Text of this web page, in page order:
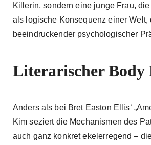
Killerin, sondern eine junge Frau,
als logische Konsequenz einer
beeindruckender psychologischer
Literarischer
Anders als bei Bret Easton Ellis‘
Kim seziert die Mechanismen des
auch ganz konkret ekelerregend –